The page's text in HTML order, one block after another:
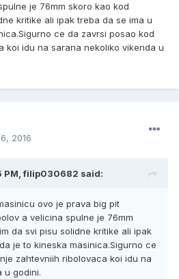
je 76mm skoro kao kod
kritike ali ipak treba da se ima u
ce da zavrsi posao kod
koi idu na sarana nekoliko vikenda u
2016
PM, filip030682 said:
ovo je prava big pit
a velicina spulne je 76mm
da svi pisu solidne kritike ali ipak
je to kineska masinica.Sigurno ce
zahtevniih ribolovaca koi idu na
u godini.